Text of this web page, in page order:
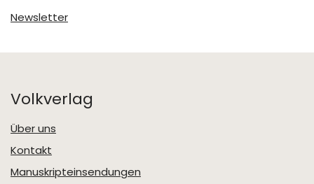
Newsletter
Volkverlag
Über uns
Kontakt
Manuskripteinsendungen